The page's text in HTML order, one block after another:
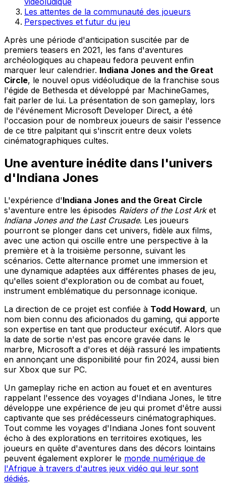
Les attentes de la communauté des joueurs
Perspectives et futur du jeu
Après une période d'anticipation suscitée par de
premiers teasers en 2021, les fans d'aventures
archéologiques au chapeau fedora peuvent enfin
marquer leur calendrier. Indiana Jones and the Great
Circle, le nouvel opus vidéoludique de la franchise sous
l'égide de Bethesda et développé par MachineGames,
fait parler de lui. La présentation de son gameplay, lors
de l'événement Microsoft Developer Direct, a été
l'occasion pour de nombreux joueurs de saisir l'essence
de ce titre palpitant qui s'inscrit entre deux volets
cinématographiques cultes.
Une aventure inédite dans l'univers
d'Indiana Jones
L'expérience d'Indiana Jones and the Great Circle
s'aventure entre les épisodes Raiders of the Lost Arket
Indiana Jones and the Last Crusade. Les joueurs
pourront se plonger dans cet univers, fidèle aux films,
avec une action qui oscille entre une perspective à la
première et à la troisième personne, suivant les
scénarios. Cette alternance promet une immersion et
une dynamique adaptées aux différentes phases de jeu,
qu'elles soient d'exploration ou de combat au fouet,
instrument emblématique du personnage iconique.
La direction de ce projet est confiée à Todd Howard, un
nom bien connu des aficionados du gaming, qui apporte
son expertise en tant que producteur exécutif. Alors que
la date de sortie n'est pas encore gravée dans le
marbre, Microsoft a d'ores et déjà rassuré les impatients
en annonçant une disponibilité pour fin 2024, aussi bien
sur Xbox que sur PC.
Un gameplay riche en action au fouet et en aventures
rappelant l'essence des voyages d'Indiana Jones, le titre
développe une expérience de jeu qui promet d'être aussi
captivante que ses prédécesseurs cinématographiques.
Tout comme les voyages d'Indiana Jones font souvent
écho à des explorations en territoires exotiques, les
joueurs en quête d'aventures dans des décors lointains
peuvent également explorer le monde numérique de
l'Afrique à travers d'autres jeux vidéo qui leur sont
dédiés.